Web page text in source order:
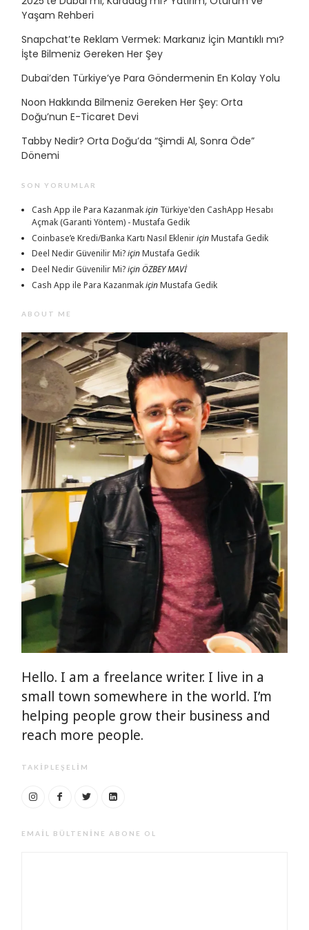
Yaşam Rehberi
Snapchat’te Reklam Vermek: Markanız İçin Mantıklı mı?
İşte Bilmeniz Gereken Her Şey
Dubai’den Türkiye’ye Para Göndermenin En Kolay Yolu
Noon Hakkında Bilmeniz Gereken Her Şey: Orta
Doğu’nun E-Ticaret Devi
Tabby Nedir? Orta Doğu’da “Şimdi Al, Sonra Öde”
Dönemi
SON YORUMLAR
Cash App ile Para Kazanmakiçin Türkiye'den CashApp Hesabı
Açmak (Garanti Yöntem) - Mustafa Gedik
Coinbase’e Kredi/Banka Kartı Nasıl EkleniriçinMustafa Gedik
Deel Nedir Güvenilir Mi?içinMustafa Gedik
Deel Nedir Güvenilir Mi?içinÖZBEY MAVİ
Cash App ile Para KazanmakiçinMustafa Gedik
ABOUT ME
Hello. I am a freelance writer. I live in a
small town somewhere in the world. I’m
helping people grow their business and
reach more people.
TAKIPLEŞELIM
EMAIL BÜLTENINE ABONE OL